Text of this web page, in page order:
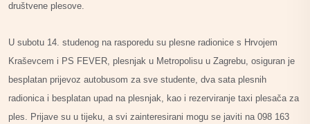
društvene plesove.
U subotu 14. studenog na rasporedu su plesne radionice s Hrvojem
Kraševcem i PS FEVER, plesnjak u Metropolisu u Zagrebu, osiguran je
besplatan prijevoz autobusom za sve studente, dva sata plesnih
radionica i besplatan upad na plesnjak, kao i rezerviranje taxi plesača za
ples. Prijave su u tijeku, a svi zainteresirani mogu se javiti na 098 163